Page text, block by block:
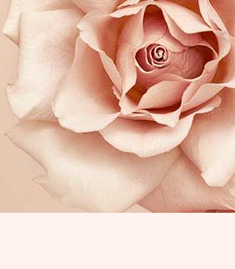
アイブロウスタイリング